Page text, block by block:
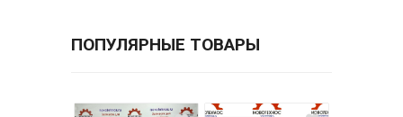
ПОПУЛЯРНЫЕ ТОВАРЫ